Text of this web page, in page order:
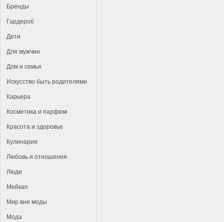
Бренды
Гардероб
Дети
Для мужчин
Дом и семья
Искусство быть родителями
Карьера
Косметика и парфюм
Красота и здоровье
Кулинария
Любовь и отношения
Люди
Мейкап
Мир вне моды
Мода